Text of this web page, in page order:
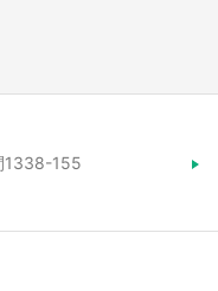
1338-155